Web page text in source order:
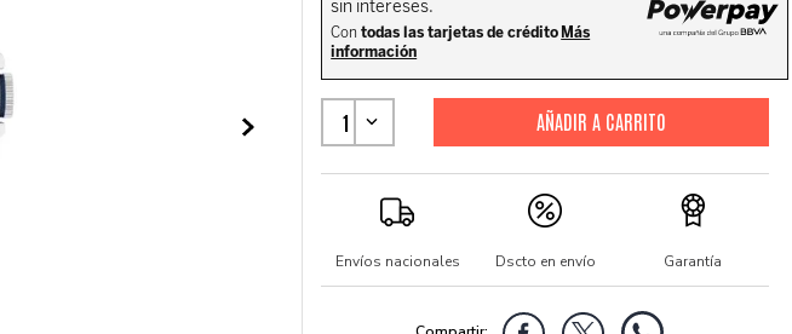
1
Envíos nacionales Dscto en envío Garantía